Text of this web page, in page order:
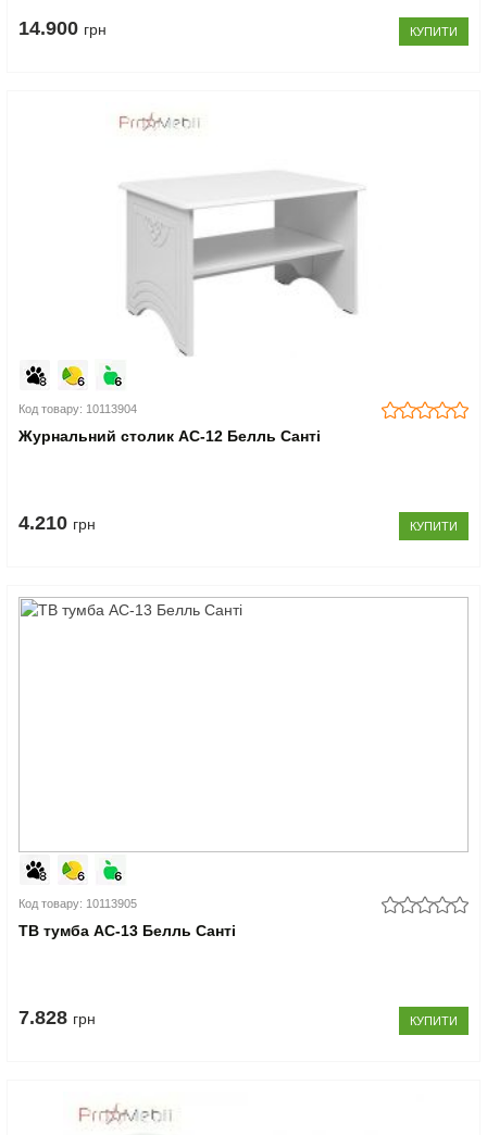
14.900 грн КУПИТИ
Код товару: 10113904
Журнальний столик АС-12 Белль Санті
4.210 грн КУПИТИ
Код товару: 10113905
ТВ тумба АС-13 Белль Санті
7.828 грн КУПИТИ